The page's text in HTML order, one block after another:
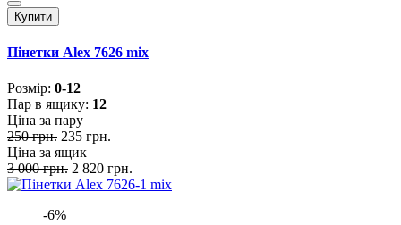
Купити
Пінетки Alex 7626 mix
Розмiр: 0-12
Пар в ящику: 12
Ціна за пару
250 грн. 235 грн.
Ціна за ящик
3 000 грн. 2 820 грн.
-6%